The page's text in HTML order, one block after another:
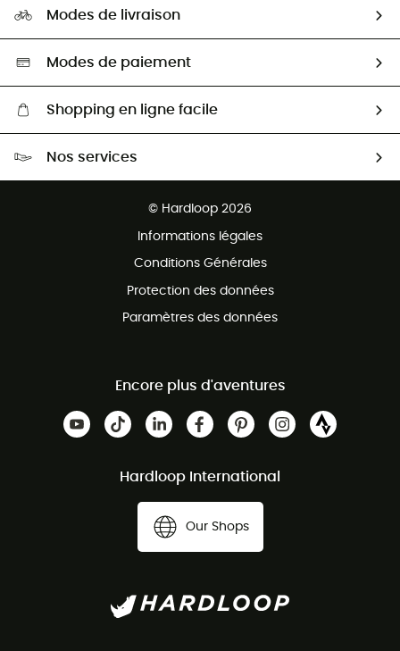
Seconde Main
Aide & Contact
HardGuides
Sélection éco-responsable
Modes de livraison
Modes de paiement
Shopping en ligne facile
Nos services
© Hardloop 2026
Informations légales
Conditions Générales
Protection des données
Paramètres des données
Encore plus d'aventures
Hardloop International
Our Shops